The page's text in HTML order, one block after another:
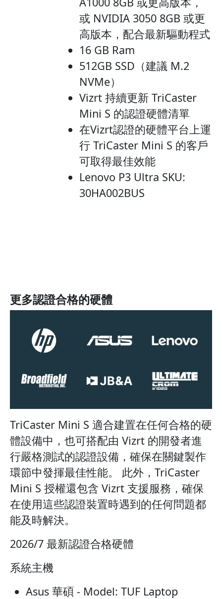
或 NVIDIA 3050 8GB 或更
高版本，配合最新驅動程式
16 GB Ram
512GB SSD（建議 M.2
NVMe）
Vizrt 持續更新 TriCaster
Mini S 的認證硬體清單
在Vizrt認證的硬體平台上運
行 TriCaster Mini S 的客戶
可取得最佳效能
Lenovo P3 Ultra SKU:
30HA002BUS
更多認證合格的硬體
TriCaster Mini S 適合建置在任何合格的硬
體設備中，也可搭配由 Vizrt 的開發者進
行嚴格測試的認證設備，確保在關鍵製作
環節中發揮最佳性能。 此外，TriCaster
Mini S 授權還包含 Vizrt 支援服務，確保
在使用這些認證裝置時遇到的任何問題都
能及時解決。
2026/7 最新認證合格硬體
系統主機
Asus 華碩 - Model: TUF Laptop